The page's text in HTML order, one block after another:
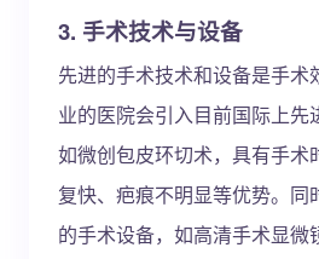
3. 手术技术与设备
先进的手术技术和设备是手术
业的医院会引入目前国际上先
如微创包皮环切术，具有手术
复快、疤痕不明显等优势。同
的手术设备，如高清手术显微